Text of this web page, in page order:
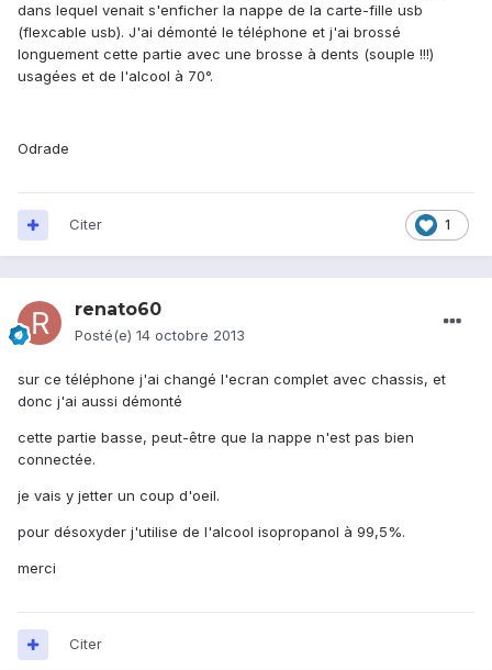
dans lequel venait s'enficher la nappe de la carte-fille usb
(flexcable usb). J'ai démonté le téléphone et j'ai brossé
longuement cette partie avec une brosse à dents (souple !!!)
usagées et de l'alcool à 70°.
Odrade
1
Citer
renato60
Posté(e) 14 octobre 2013
sur ce téléphone j'ai changé l'ecran complet avec chassis, et
donc j'ai aussi démonté
cette partie basse, peut-être que la nappe n'est pas bien
connectée.
je vais y jetter un coup d'oeil.
pour désoxyder j'utilise de l'alcool isopropanol à 99,5%.
merci
Citer